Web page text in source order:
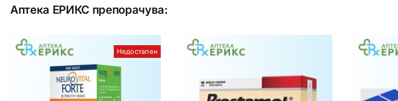
Аптека ЕРИКС препорачува:
Недостапен